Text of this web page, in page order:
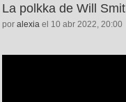
La polkka de Will
por alexia el 10 abr 2022, 20:00